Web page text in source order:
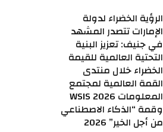
الرؤية الخضراء لدولة
الإمارات تتصدر المشهد
في جنيف: تعزيز البنية
التحتية العالمية للقيمة
الخضراء خلال منتدى
القمة العالمية لمجتمع
المعلومات WSIS 2026
وقمة “الذكاء الاصطناعي
من أجل الخير” 2026